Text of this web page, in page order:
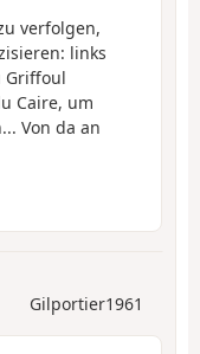
verfolgen,
links
Griffoul
Caire, um
Von da an
Gilportier1961